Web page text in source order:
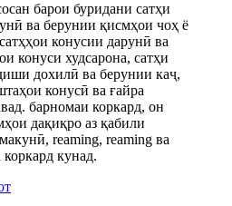
барои буридани сатҳи
ва берунии қисмҳои чоҳ ё
конусии дарунӣ ва
конуси худсарона, сатҳи
дохилӣ ва берунии каҷ,
конусӣ ва ғайра
барномаи коркард, он
дақиқро аз қабили
reaming, reaming ва
кунад.